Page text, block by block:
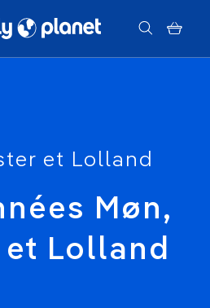
et Lolland
Møn,
et Lolland